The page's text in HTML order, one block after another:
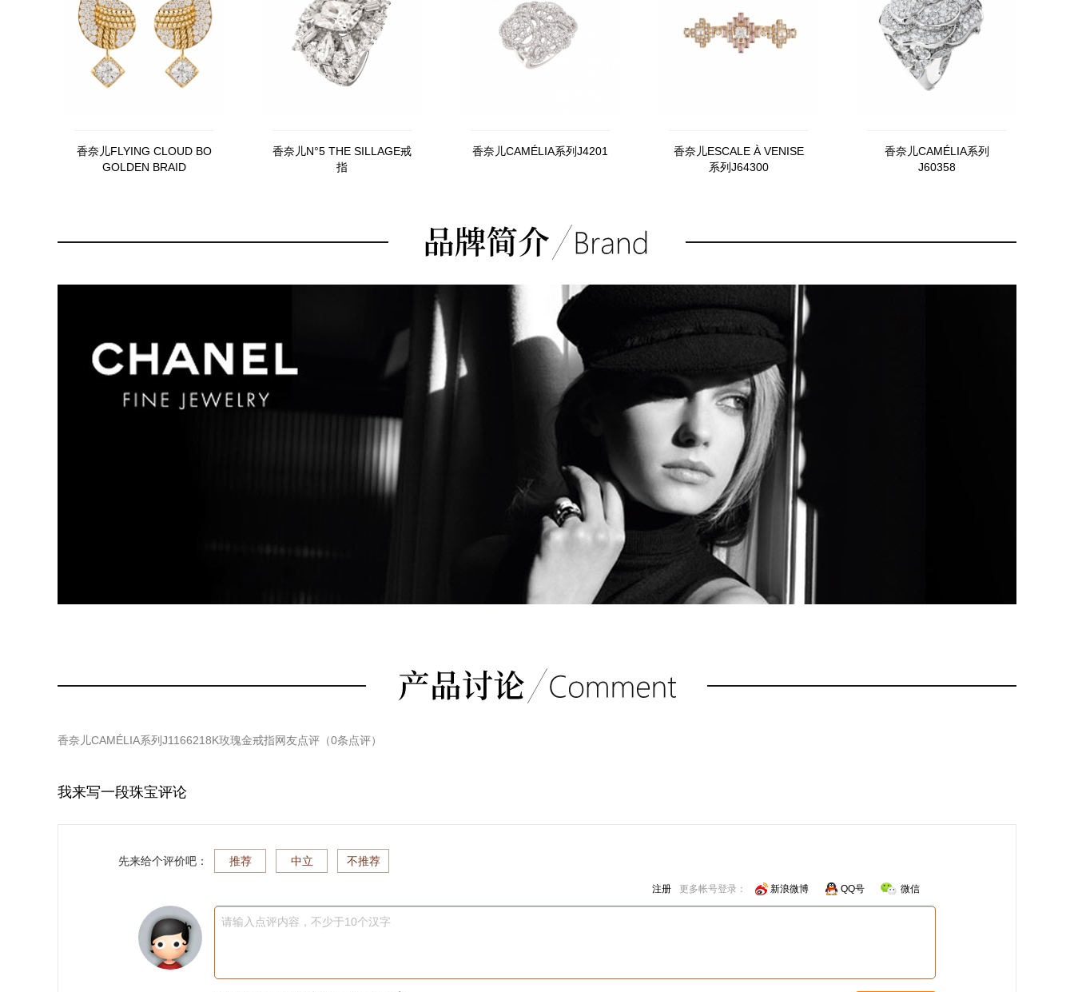
香奈儿FLYING CLOUD BO
GOLDEN BRAID
香奈儿N°5 THE SILLAGE戒
指
香奈儿CAMÉLIA系列J4201
香奈儿ESCALE À VENISE
系列J64300
香奈儿CAMÉLIA系列
J60358
香奈儿CAMÉLIA系列J1166218K玫瑰金戒指网友点评（0条点评）
我来写一段珠宝评论
先来给个评价吧： 推荐 中立 不推荐
注册 更多帐号登录： 新浪微博 QQ号 微信
请输入点评内容，不少于10个汉字